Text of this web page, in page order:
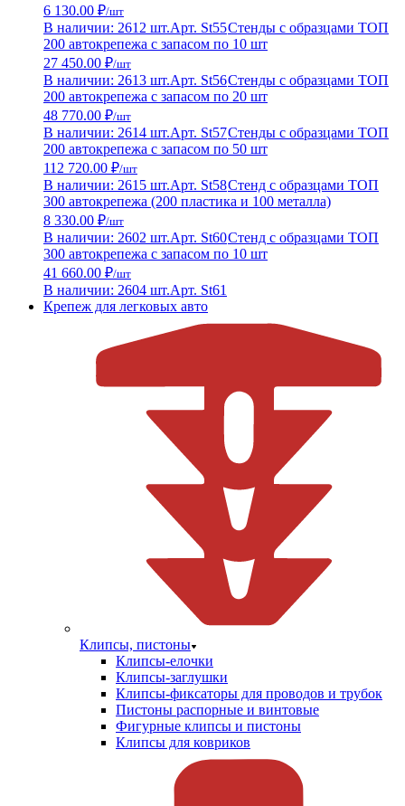
6 130.00 ₽/шт
В наличии: 2612 шт.Арт. St55Стенды с образцами ТОП
200 автокрепежа с запасом по 10 шт
27 450.00 ₽/шт
В наличии: 2613 шт.Арт. St56Стенды с образцами ТОП
200 автокрепежа с запасом по 20 шт
48 770.00 ₽/шт
В наличии: 2614 шт.Арт. St57Стенды с образцами ТОП
200 автокрепежа с запасом по 50 шт
112 720.00 ₽/шт
В наличии: 2615 шт.Арт. St58Стенд с образцами ТОП
300 автокрепежа (200 пластика и 100 металла)
8 330.00 ₽/шт
В наличии: 2602 шт.Арт. St60Стенд с образцами ТОП
300 автокрепежа с запасом по 10 шт
41 660.00 ₽/шт
В наличии: 2604 шт.Арт. St61
Крепеж для легковых авто
Клипсы, пистоны
Клипсы-елочки
Клипсы-заглушки
Клипсы-фиксаторы для проводов и трубок
Пистоны распорные и винтовые
Фигурные клипсы и пистоны
Клипсы для ковриков